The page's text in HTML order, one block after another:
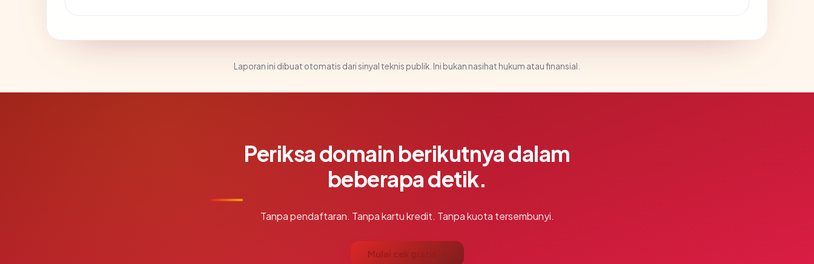
Laporan ini dibuat otomatis dari sinyal teknis publik. Ini bukan nasihat hukum atau finansial.
Periksa domain berikutnya dalam
beberapa detik.
Tanpa pendaftaran. Tanpa kartu kredit. Tanpa kuota tersembunyi.
Mulai cek gratis →